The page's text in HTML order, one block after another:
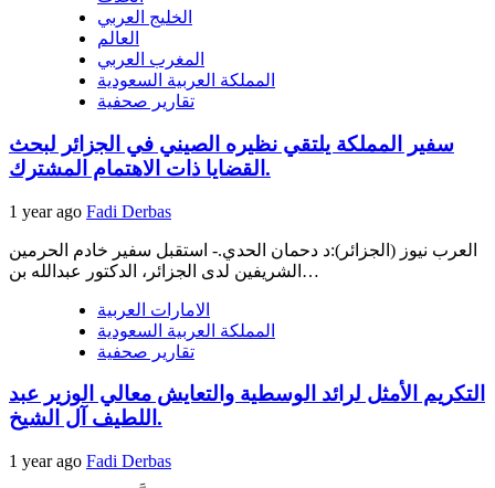
الخليج العربي
العالم
المغرب العربي
المملكة العربية السعودية
تقارير صحفية
سفير المملكة يلتقي نظيره الصيني في الجزائر لبحث
القضايا ذات الاهتمام المشترك.
1 year ago Fadi Derbas
العرب نيوز (الجزائر):د دحمان الحدي.- استقبل سفير خادم الحرمين
الشريفين لدى الجزائر، الدكتور عبدالله بن…
الامارات العربية
المملكة العربية السعودية
تقارير صحفية
التكريم الأمثل لرائد الوسطية والتعايش معالي الوزير عبد
اللطيف آل الشيخ.
1 year ago Fadi Derbas